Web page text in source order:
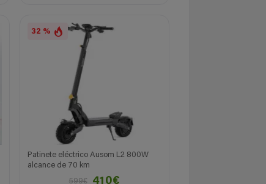
32 %
Patinete eléctrico Ausom L2 800W
alcance de 70 km
599€
410€